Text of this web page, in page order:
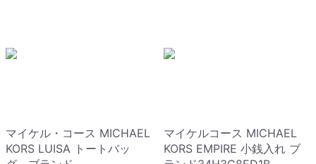
マイケル・コース MICHAEL
KORS LUISA トートバッ
マイケルコース MICHAEL
KORS EMPIRE 小銭入れ ブ